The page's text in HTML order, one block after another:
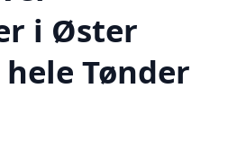
i Øster
Tønder